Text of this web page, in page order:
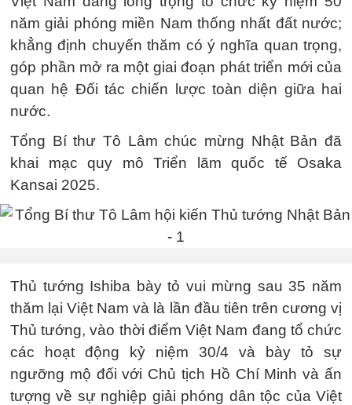
năm giải phóng miền Nam thống nhất đất nước;
khẳng định chuyến thăm có ý nghĩa quan trọng,
góp phần mở ra một giai đoạn phát triển mới của
quan hệ Đối tác chiến lược toàn diện giữa hai
nước.
Tổng Bí thư Tô Lâm chúc mừng Nhật Bản đã
khai mạc quy mô Triển lãm quốc tế Osaka
Kansai 2025.
Thủ tướng Ishiba bày tỏ vui mừng sau 35 năm
thăm lại Việt Nam và là lần đầu tiên trên cương vị
Thủ tướng, vào thời điểm Việt Nam đang tổ chức
các hoạt động kỷ niệm 30/4 và bày tỏ sự
ngưỡng mộ đối với Chủ tịch Hồ Chí Minh và ấn
tượng về sự nghiệp giải phóng dân tộc của Việt